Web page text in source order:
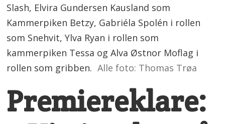
Slash, Elvira Gundersen Kausland som
Kammerpiken Betzy, Gabriéla Spolén i rollen
som Snehvit, Ylva Ryan i rollen som
kammerpiken Tessa og Alva Østnor Moflag i
rollen som gribben. Alle foto: Thomas Trøa
Premiereklare: